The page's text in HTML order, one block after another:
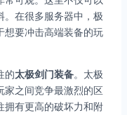
。在很多服务器中，极
想要冲击高端装备的玩
的太极剑门装备。太极
家之间竞争最激烈的区
拥有更高的破坏力和附